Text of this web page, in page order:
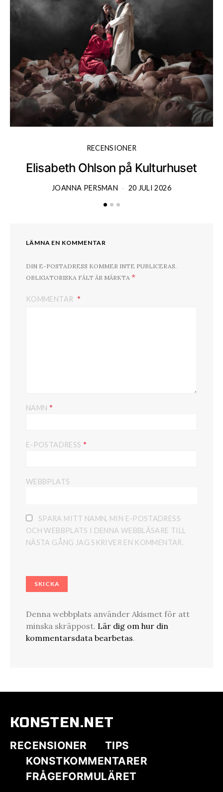
RECENSIONER
Elisabeth Ohlson på Kulturhuset
JOANNA PERSMAN 20 JULI 2026
LÄMNA EN KOMMENTAR
DIN E-POSTADRESS KOMMER INTE PUBLICERAS.
OBLIGATORISKA FÄLT ÄR MÄRKTA *
KOMMENTAR
NAMN *
E-POSTADRESS *
WEBBPLATS
SPARA MITT NAMN, MIN E-POSTADRESS
OCH WEBBPLATS I DENNA WEBBLÄSARE TILL
NÄSTA GÅNG JAG SKRIVER EN KOMMENTAR.
Denna webbplats använder Akismet för att
minska skräppost. Lär dig om hur din
kommentarsdata bearbetas.
KONSTEN.NET
RECENSIONER
TIPS
KONSTKOMMENTARER
FRÅGEFORMULÄRET